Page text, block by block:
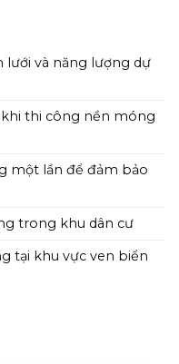
lưới và năng lượng dự
khi thi công nền móng
một lần để đảm bảo
trong khu dân cư
tại khu vực ven biển